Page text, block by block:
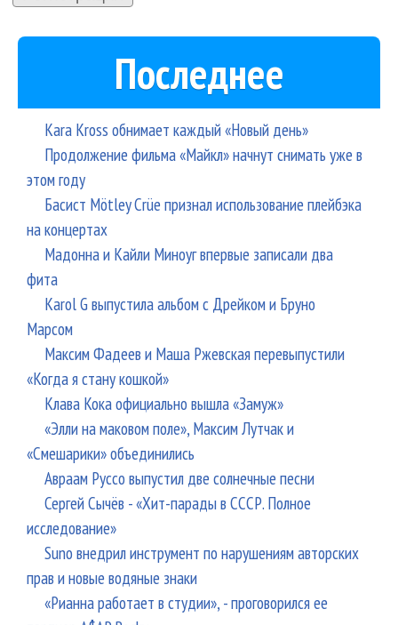
Последнее
Kara Kross обнимает каждый «Новый день»
Продолжение фильма «Майкл» начнут снимать уже в
этом году
Басист Mötley Crüe признал использование плейбэка
на концертах
Мадонна и Кайли Миноуг впервые записали два
фита
Karol G выпустила альбом с Дрейком и Бруно
Марсом
Максим Фадеев и Маша Ржевская перевыпустили
«Когда я стану кошкой»
Клава Кока официально вышла «Замуж»
«Элли на маковом поле», Максим Лутчак и
«Смешарики» объединились
Авраам Руссо выпустил две солнечные песни
Сергей Сычёв - «Хит-парады в СССР. Полное
исследование»
Suno внедрил инструмент по нарушениям авторских
прав и новые водяные знаки
«Рианна работает в студии», - проговорился ее